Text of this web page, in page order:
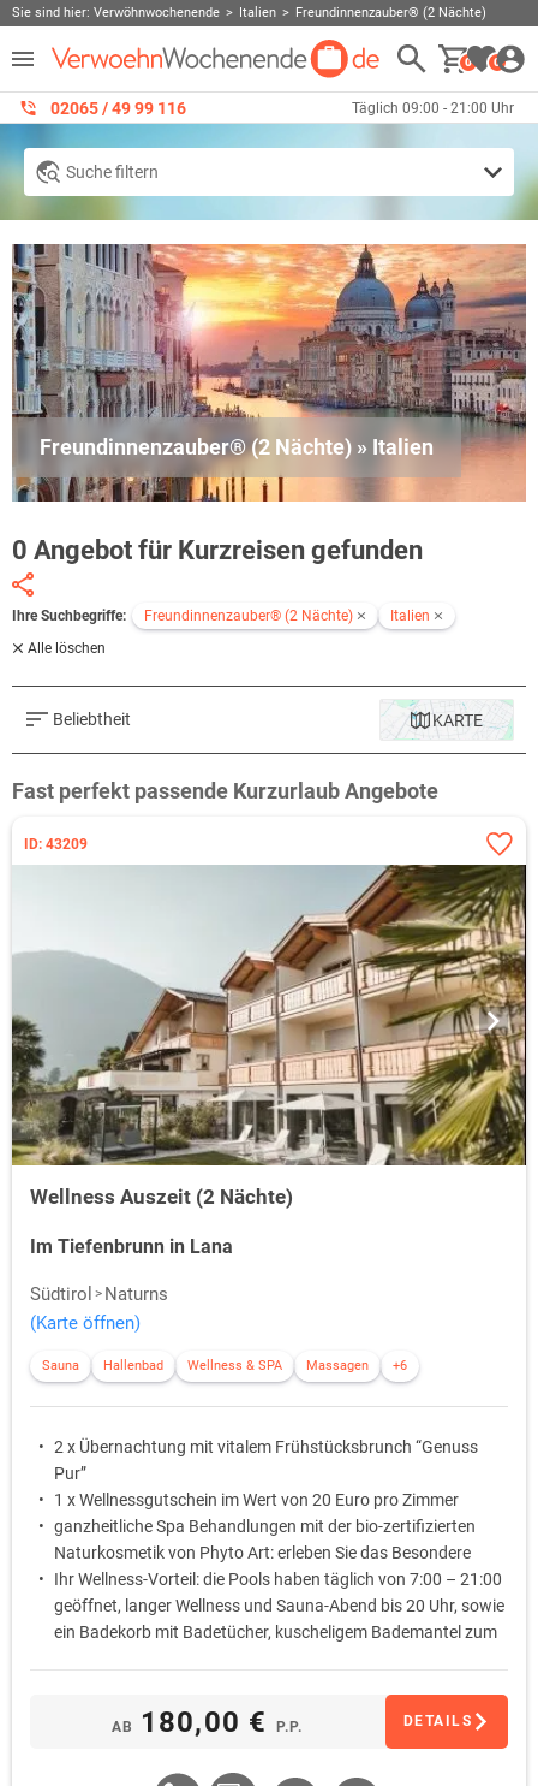
Sie sind hier: Verwöhnwochenende Italien Freundinnenzauber® (2 Nächte)
0 0
02065 / 49 ‌99 116 Täglich 09:00 - 21:00 Uhr
Suche filtern
Freundinnenzauber® (2 Nächte) » Italien
0 Angebot für Kurzreisen gefunden
Ihre Suchbegriffe: Freundinnenzauber® (2 Nächte)
Italien
Alle löschen
Beliebtheit KARTE
Fast perfekt passende Kurzurlaub Angebote
ID: 43209
Wellness Auszeit (2 Nächte)
Im Tiefenbrunn in Lana
Südtirol
Naturns
(Karte öffnen)
Sauna Hallenbad Wellness & SPA Massagen +6
2 x Übernachtung mit vitalem Frühstücksbrunch “Genuss
Pur”
1 x Wellnessgutschein im Wert von 20 Euro pro Zimmer
ganzheitliche Spa Behandlungen mit der bio-zertifizierten
Naturkosmetik von Phyto Art: erleben Sie das Besondere
Ihr Wellness-Vorteil: die Pools haben täglich von 7:00 – 21:00
geöffnet, langer Wellness und Sauna-Abend bis 20 Uhr, sowie
ein Badekorb mit Badetücher, kuscheligem Bademantel zum
dazubuchen, 20-35 Euro pro Person - auch vegan
AB 180,00 € P.P. DETAILS